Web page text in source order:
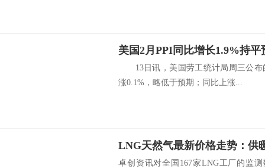
美国2月PPI同比增长1.9%持
13日讯，美国劳工统计局周三公布
涨0.1%，略低于预期；同比上涨...
卓创资讯对全国167家LNG工厂的监